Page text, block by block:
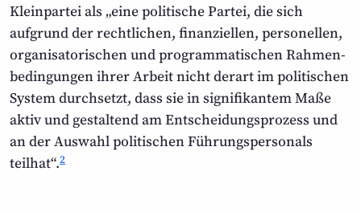
Kleinpartei als „eine politische Partei, die sich
aufgrund der rechtlichen, finanziellen, personellen,
organisa­to­rischen und program­ma­tischen Rahmen­
bedingungen ihrer Arbeit nicht derart im politischen
System durchsetzt, dass sie in signifikantem Maße
aktiv und gestaltend am Entscheidungs­prozess und
an der Auswahl politischen Führungs­personals
teilhat“.2